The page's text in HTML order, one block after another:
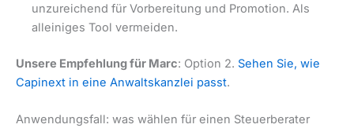
unzureichend für Vorbereitung und Promotion. Als
alleiniges Tool vermeiden.
Unsere Empfehlung für Marc: Option 2. Sehen Sie, wie
Capinext in eine Anwaltskanzlei passt.
Anwendungsfall: was wählen für einen Steuerberater